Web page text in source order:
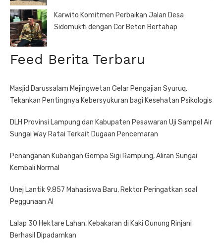
Karwito Komitmen Perbaikan Jalan Desa
Sidomukti dengan Cor Beton Bertahap
Feed Berita Terbaru
Masjid Darussalam Mejingwetan Gelar Pengajian Syuruq,
Tekankan Pentingnya Kebersyukuran bagi Kesehatan Psikologis
DLH Provinsi Lampung dan Kabupaten Pesawaran Uji Sampel Air
Sungai Way Ratai Terkait Dugaan Pencemaran
Penanganan Kubangan Gempa Sigi Rampung, Aliran Sungai
Kembali Normal
Unej Lantik 9.857 Mahasiswa Baru, Rektor Peringatkan soal
Peggunaan AI
Lalap 30 Hektare Lahan, Kebakaran di Kaki Gunung Rinjani
Berhasil Dipadamkan